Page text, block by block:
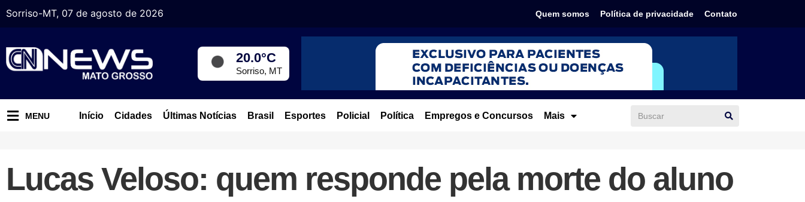
Sorriso-MT, 07 de agosto de 2026 Quem somos Política de privacidade Contato
20.0°C
Sorriso, MT
MENU Início Cidades Últimas Notícias Brasil Esportes Policial Política Empregos e Concursos Mais
Lucas Veloso: quem responde pela morte do aluno